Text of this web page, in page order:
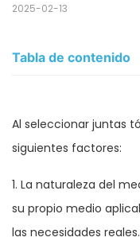
2025-02-13
Tabla de contenido
Al seleccionar juntas
siguientes factores:
1. La naturaleza del
su propio medio
las necesidades